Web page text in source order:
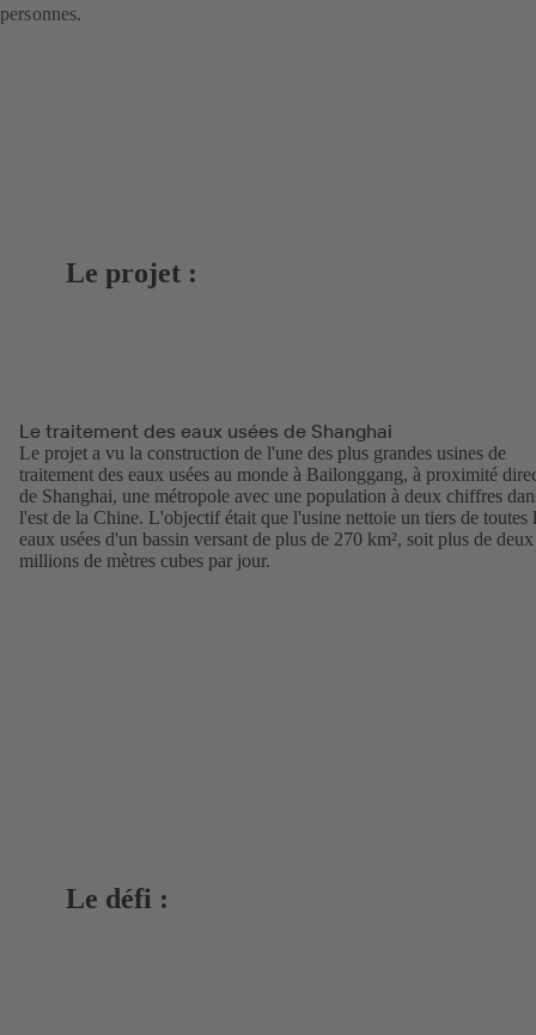
personnes.
Le projet :
Le traitement des eaux usées de Shanghai
Le projet a vu la construction de l'une des plus grandes usines de
traitement des eaux usées au monde à Bailonggang, à proximité
de Shanghai, une métropole avec une population à deux chiffres
l'est de la Chine. L'objectif était que l'usine nettoie un tiers de toutes
eaux usées d'un bassin versant de plus de 270 km², soit plus de deux
millions de mètres cubes par jour.
Le défi :